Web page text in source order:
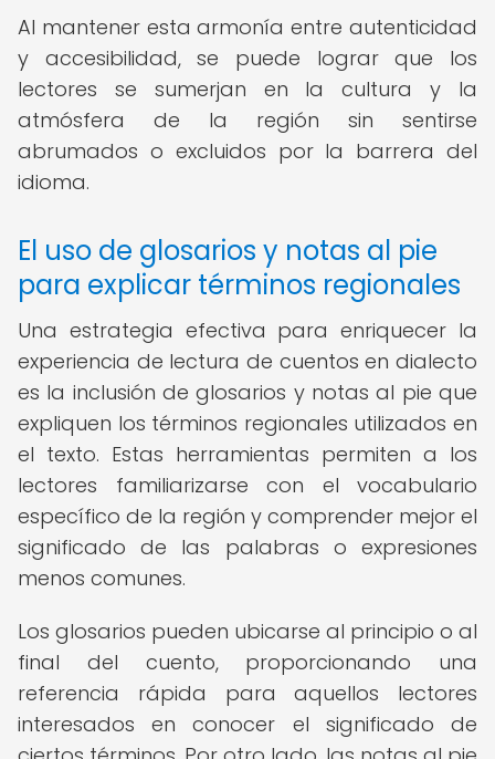
Al mantener esta armonía entre autenticidad
y accesibilidad, se puede lograr que los
lectores se sumerjan en la cultura y la
atmósfera de la región sin sentirse
abrumados o excluidos por la barrera del
idioma.
El uso de glosarios y notas al pie
para explicar términos regionales
Una estrategia efectiva para enriquecer la
experiencia de lectura de cuentos en dialecto
es la inclusión de glosarios y notas al pie que
expliquen los términos regionales utilizados en
el texto. Estas herramientas permiten a los
lectores familiarizarse con el vocabulario
específico de la región y comprender mejor el
significado de las palabras o expresiones
menos comunes.
Los glosarios pueden ubicarse al principio o al
final del cuento, proporcionando una
referencia rápida para aquellos lectores
interesados en conocer el significado de